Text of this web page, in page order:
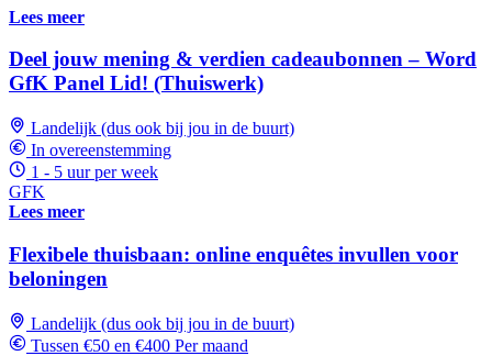
Lees meer
Deel jouw mening & verdien cadeaubonnen – Word
GfK Panel Lid! (Thuiswerk)
Landelijk (dus ook bij jou in de buurt)
In overeenstemming
1 - 5 uur per week
GFK
Lees meer
Flexibele thuisbaan: online enquêtes invullen voor
beloningen
Landelijk (dus ook bij jou in de buurt)
Tussen €50 en €400 Per maand